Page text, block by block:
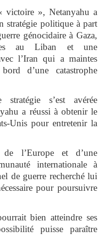
victoire », Netanyahu a
stratégie politique à part
génocidaire à Gaza,
au Liban et une
l’Iran qui a maintes
d’une catastrophe
s’est avérée
a réussi à obtenir le
Unis pour entretenir la
de l’Europe et d’une
internationale à
de guerre recherché lui
pour poursuivre
bien atteindre ses
puisse paraître